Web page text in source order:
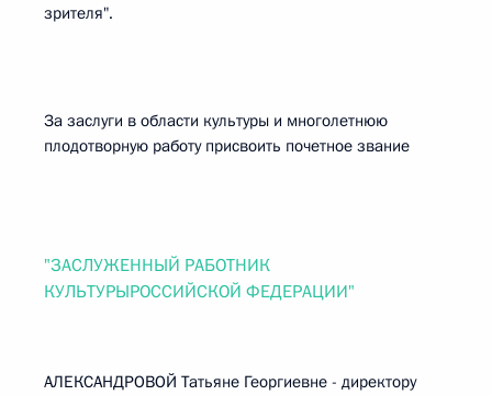
зрителя".
За заслуги в области культуры и многолетнюю
плодотворную работу присвоить почетное звание
"ЗАСЛУЖЕННЫЙ РАБОТНИК
КУЛЬТУРЫРОССИЙСКОЙ ФЕДЕРАЦИИ"
АЛЕКСАНДРОВОЙ Татьяне Георгиевне - директору